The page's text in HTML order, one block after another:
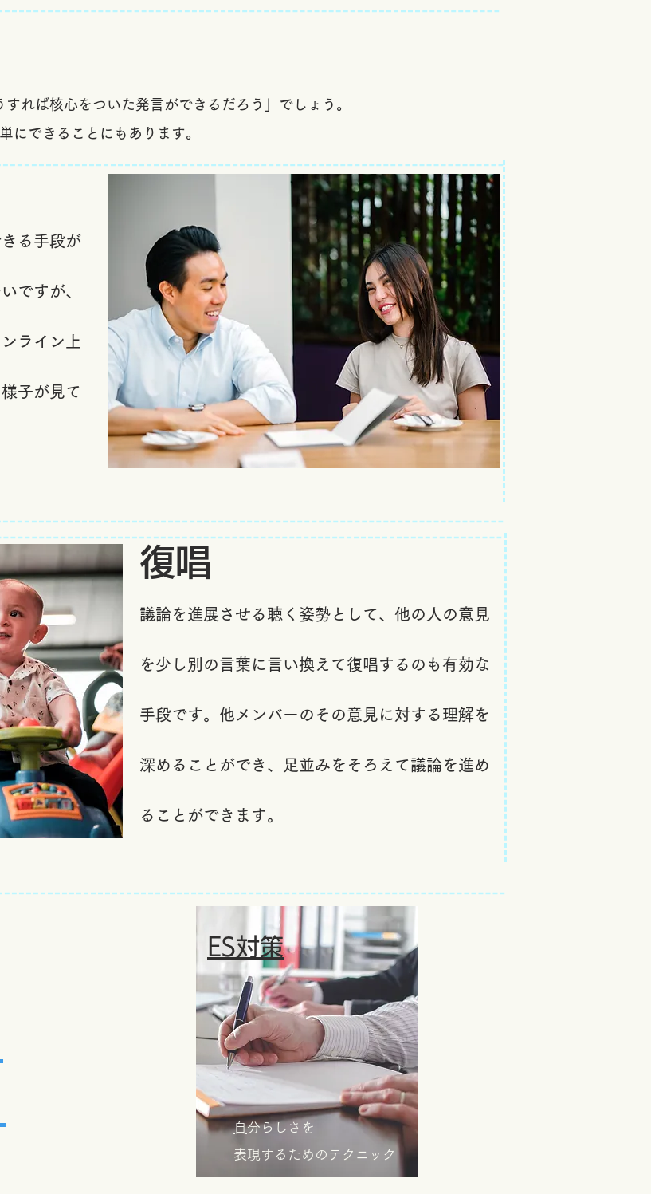
れば核心をついた発言ができるだろう」でしょう。
にできることにもあります。
る手段が
ですが、
ライン上
子が見て
復唱
議論を進展させる聴く姿勢として、他の人の意見
を少し別の言葉に言い換えて復唱するのも 有効な
手段です。他メンバーのその意見に対する 理解を
深めることができ、 足並みをそろえて議論を進め
ることができます。
ES対策
​自分らしさを
表現するためのテクニック